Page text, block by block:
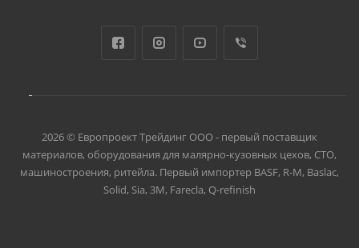
2026 © Европроект Tрейдинг ООО - первый поставщик
материалов, оборудования для малярно-кузовных цехов, СТО,
машиностроения, ритейла. Первый импортер BASF, R-M, Baslac,
Solid, Sia, 3M, Farecla, Q-refinish